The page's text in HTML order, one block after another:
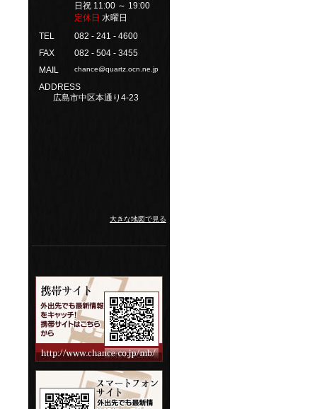
日祝 11:00 ～ 19:00
定休日 水曜日
TEL
082 - 241 - 4600
FAX
082 - 504 - 3455
MAIL
chance@quartz.ocn.ne.jp
ADDRESS
広島市中区本通り4-23
大きな地図で見る